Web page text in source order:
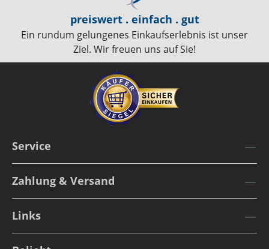
preiswert . einfach . gut
Ein rundum gelungenes Einkaufserlebnis ist unser
Ziel. Wir freuen uns auf Sie!
Service
Zahlung & Versand
Links